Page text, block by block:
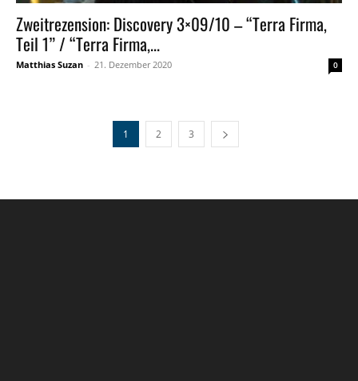
Zweitrezension: Discovery 3×09/10 – “Terra Firma,
Teil 1” / “Terra Firma,...
Matthias Suzan - 21. Dezember 2020 0
1 2 3